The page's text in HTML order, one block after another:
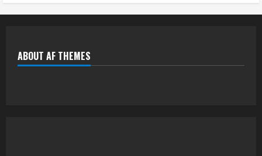
ABOUT AF THEMES